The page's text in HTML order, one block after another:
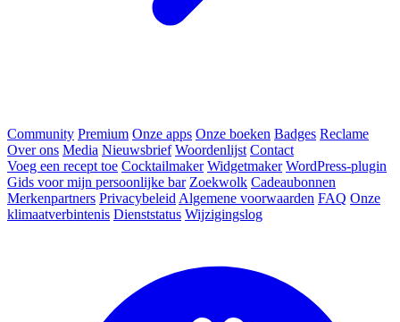
Community Premium Onze apps Onze boeken Badges Reclame
Over ons Media Nieuwsbrief Woordenlijst Contact
Voeg een recept toe Cocktailmaker Widgetmaker WordPress-plugin
Gids voor mijn persoonlijke bar Zoekwolk Cadeaubonnen
Merkenpartners Privacybeleid Algemene voorwaarden FAQ Onze
klimaatverbintenis Dienststatus Wijzigingslog